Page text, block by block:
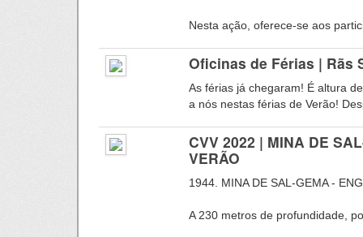
Nesta ação, oferece-se aos
Oficinas de Férias | Rãs
As férias já chegaram! É altura
a nós nestas férias de Verão!
CVV 2022 | MINA DE
VERÃO
1944. MINA DE SAL-GEMA -
A 230 metros de profundidade,